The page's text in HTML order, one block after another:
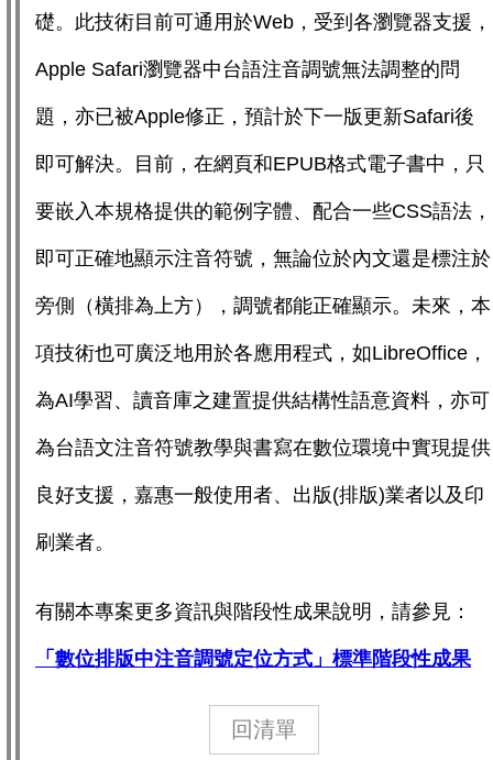
礎。此技術目前可通用於Web，受到各瀏覽器支援，
Apple Safari瀏覽器中台語注音調號無法調整的問
題，亦已被Apple修正，預計於下一版更新Safari後
即可解決。目前，在網頁和EPUB格式電子書中，只
要嵌入本規格提供的範例字體、配合一些CSS語法，
即可正確地顯示注音符號，無論位於內文還是標注於
旁側（橫排為上方），調號都能正確顯示。未來，本
項技術也可廣泛地用於各應用程式，如LibreOffice，
為AI學習、讀音庫之建置提供結構性語意資料，亦可
為台語文注音符號教學與書寫在數位環境中實現提供
良好支援，嘉惠一般使用者、出版(排版)業者以及印
刷業者。
有關本專案更多資訊與階段性成果說明，請參見：
「數位排版中注音調號定位方式」標準階段性成果
回清單